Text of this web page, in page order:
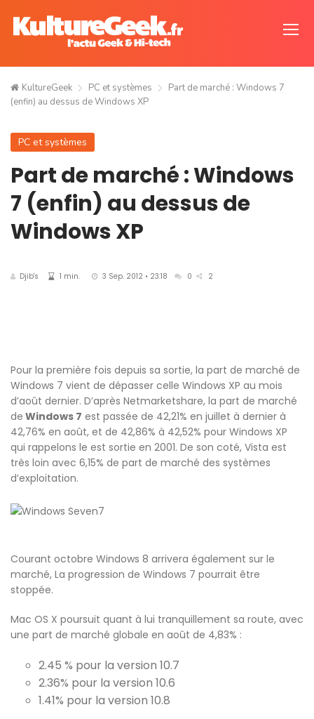
KultureGeek PC et systèmes
Part de marché : Windows 7
(enfin) au dessus de Windows XP
PC et systèmes
Part de marché : Windows
7 (enfin) au dessus de
Windows XP
Djib's 1 min. 3 Sep. 2012 • 23:18 0 2
Pour la première fois depuis sa sortie, la part de marché de
Windows 7 vient de dépasser celle Windows XP au mois
d’août dernier. D’après Netmarketshare, la part de marché
de Windows 7 est passée de 42,21% en juillet à dernier à
42,76% en août, et de 42,86% à 42,52% pour Windows XP
qui rappelons le est sortie en 2001. De son coté, Vista est
très loin avec 6,15% de part de marché des systèmes
d’exploitation.
Courant octobre Windows 8 arrivera également sur le
marché, La progression de Windows 7 pourrait être
stoppée.
Mac OS X poursuit quant à lui tranquillement sa route, avec
une part de marché globale en août de 4,83% :
2.45 % pour la version 10.7
2.36% pour la version 10.6
1.41% pour la version 10.8